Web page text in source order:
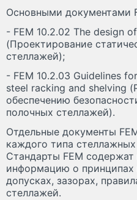
Основными документами
- FEM 10.2.02 The design
(Проектирование
стеллажей);
- FEM 10.2.03 Guidelines
steel racking and shelving
обеспечению
полочных стеллажей).
Отдельные документы
каждого типа
Стандарты FEM
информацию о принципах
допусках, зазорах,
стеллажей.